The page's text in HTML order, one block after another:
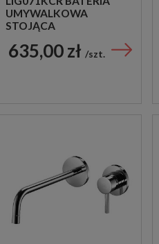
UMYWALKOWA
STOJĄCA
CHROM
635,00 zł szt.